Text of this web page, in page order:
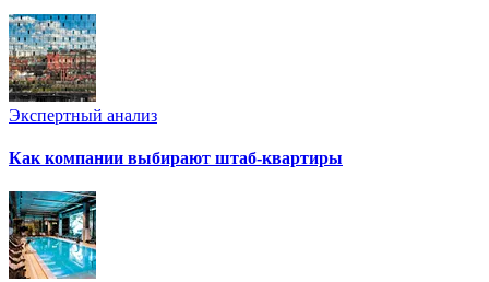
Экспертный анализ
Как компании выбирают штаб-квартиры